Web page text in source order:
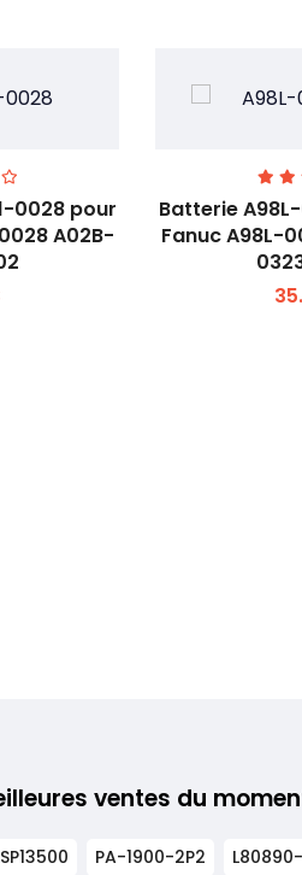
+
0028 pour
A02B-
Batterie
Fanuc A98L-
ventes du
PA-1900-2P2